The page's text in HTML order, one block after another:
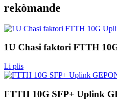
rekòmande
1U Chasi faktori FTTH
Li plis
FTTH 10G SFP+ Uplink